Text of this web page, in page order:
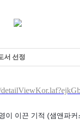
서 선정
이 이끈 기적 (샘앤파